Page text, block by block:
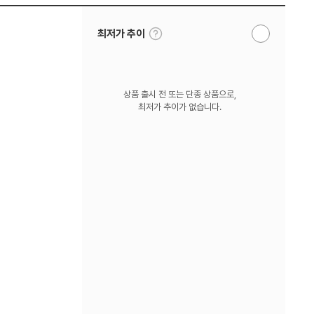
최저가 추이
툴
팁
알
상품 출시 전 또는 단종 상품으로,
최저가 추이가 없습니다.